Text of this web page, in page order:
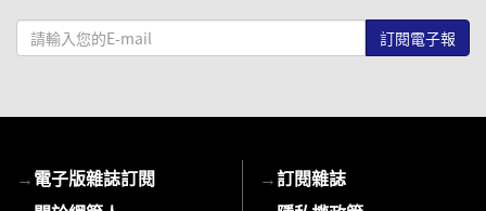
請
輸
mail
→電子版雜誌訂閱
→訂閱雜誌